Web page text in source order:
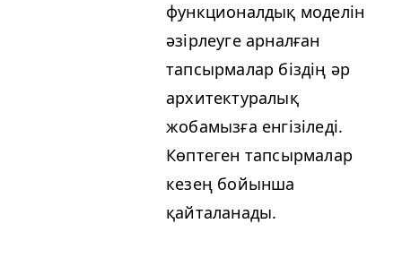
функционалдық моделін
әзірлеуге арналған
тапсырмалар біздің әр
архитектуралық
жобамызға енгізіледі.
Көптеген тапсырмалар
кезең бойынша
қайталанады.